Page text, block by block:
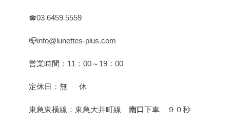
☎03 6459 5559
📪info@lunettes-plus.com
営業時間：11：00～19：00
定休日：無 休
東急東横線：東急大井町線 南口下車 ９０秒